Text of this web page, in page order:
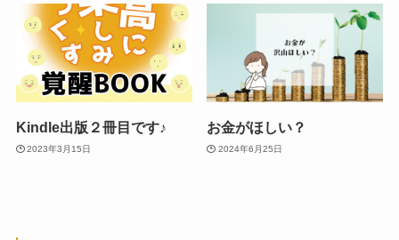
Kindle出版２冊目です♪
2023年3月15日
お金がほしい？
2024年6月25日